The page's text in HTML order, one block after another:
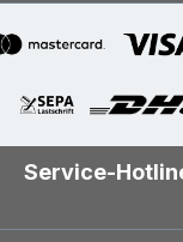
Service-